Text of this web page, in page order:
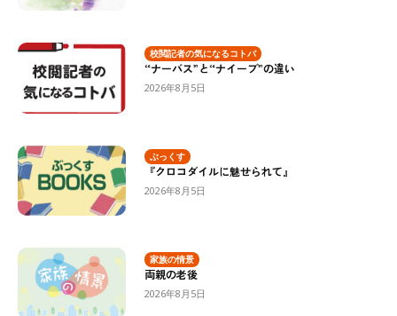
校閲記者の気になるコトバ
“ナーバス”と“ナイーブ”の違い
2026年8月5日
ぶっくす
『クロコダイルに魅せられて』
2026年8月5日
家族の情景
両親の老後
2026年8月5日